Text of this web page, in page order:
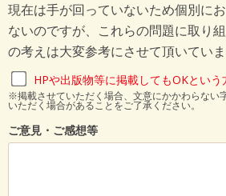
現在は手が回っていないため個別に
ないのですが、これらの問題に取り
の考えは大変参考にさせて頂いていま
HPや出版物等に掲載してもOKという
※掲載させていただく場合、文意にかかわらない
いただく場合があることをご了承ください。
ご意見・ご感想等